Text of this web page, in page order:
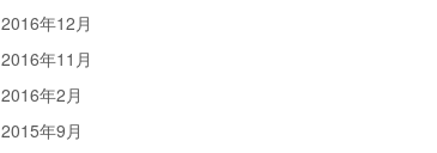
2016年12月
2016年11月
2016年2月
2015年9月